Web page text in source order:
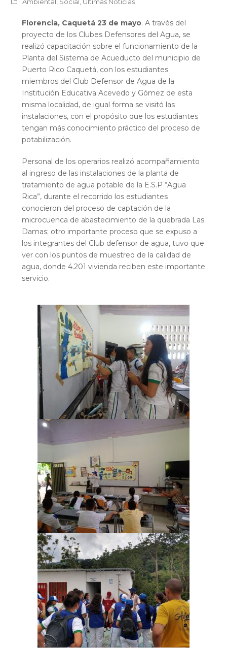
Ambiental, Social, Últimas Noticias
Florencia, Caquetá 23 de mayo. A través del
proyecto de los Clubes Defensores del Agua, se
realizó capacitación sobre el funcionamiento de la
Planta del Sistema de Acueducto del municipio de
Puerto Rico Caquetá, con los estudiantes
miembros del Club Defensor de Agua de la
Institución Educativa Acevedo y Gómez de esta
misma localidad, de igual forma se visitó las
instalaciones, con el propósito que los estudiantes
tengan más conocimiento práctico del proceso de
potabilización.
Personal de los operarios realizó acompañamiento
al ingreso de las instalaciones de la planta de
tratamiento de agua potable de la E.S.P “Agua
Rica”, durante el recorrido los estudiantes
conocieron del proceso de captación de la
microcuenca de abastecimiento de la quebrada Las
Damas; otro importante proceso que se expuso a
los integrantes del Club defensor de agua, tuvo que
ver con los puntos de muestreo de la calidad de
agua, donde 4.201 vivienda reciben este importante
servicio.